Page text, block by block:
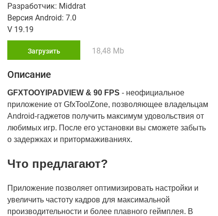
Разработчик: Middrat
Версия Android: 7.0
V 19.19
Загрузить 18,48 Mb
Описание
GFXTOOY IPADVIEW & 90 FPS - неофициальное
приложение от GfxToolZone, позволяющее владельцам
Android-гаджетов получить максимум удовольствия от
любимых игр. После его установки вы сможете забыть
о задержках и притормаживаниях.
Что предлагают?
Приложение позволяет оптимизировать настройки и
увеличить частоту кадров для максимальной
производительности и более плавного геймплея. В